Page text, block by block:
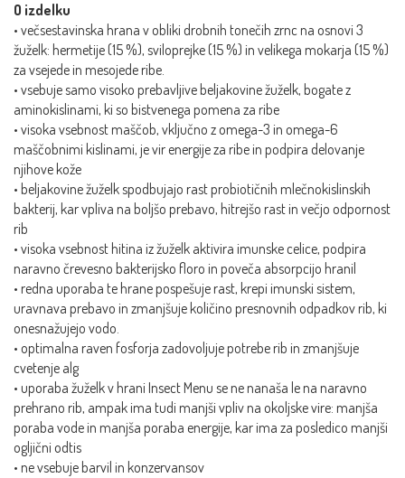
O izdelku
• večsestavinska hrana v obliki drobnih tonečih zrnc na osnovi 3
žuželk: hermetije (15 %), sviloprejke (15 %) in velikega mokarja (15 %)
za vsejede in mesojede ribe.
• vsebuje samo visoko prebavljive beljakovine žuželk, bogate z
aminokislinami, ki so bistvenega pomena za ribe
• visoka vsebnost maščob, vključno z omega-3 in omega-6
maščobnimi kislinami, je vir energije za ribe in podpira delovanje
njihove kože
• beljakovine žuželk spodbujajo rast probiotičnih mlečnokislinskih
bakterij, kar vpliva na boljšo prebavo, hitrejšo rast in večjo odpornost
rib
• visoka vsebnost hitina iz žuželk aktivira imunske celice, podpira
naravno črevesno bakterijsko floro in poveča absorpcijo hranil
• redna uporaba te hrane pospešuje rast, krepi imunski sistem,
uravnava prebavo in zmanjšuje količino presnovnih odpadkov rib, ki
onesnažujejo vodo.
• optimalna raven fosforja zadovoljuje potrebe rib in zmanjšuje
cvetenje alg
• uporaba žuželk v hrani Insect Menu se ne nanaša le na naravno
prehrano rib, ampak ima tudi manjši vpliv na okoljske vire: manjša
poraba vode in manjša poraba energije, kar ima za posledico manjši
ogljični odtis
• ne vsebuje barvil in konzervansov